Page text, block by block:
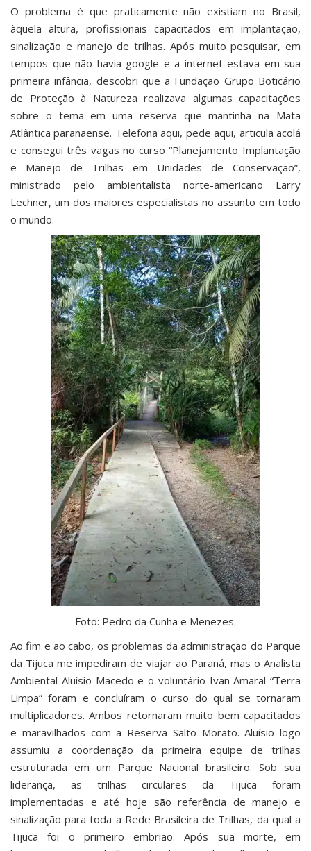
O problema é que praticamente não existiam no Brasil,
àquela altura, profissionais capacitados em implantação,
sinalização e manejo de trilhas. Após muito pesquisar, em
tempos que não havia google e a internet estava em sua
primeira infância, descobri que a Fundação Grupo Boticário
de Proteção à Natureza realizava algumas capacitações
sobre o tema em uma reserva que mantinha na Mata
Atlântica paranaense. Telefona aqui, pede aqui, articula acolá
e consegui três vagas no curso “Planejamento Implantação
e Manejo de Trilhas em Unidades de Conservação”,
ministrado pelo ambientalista norte-americano Larry
Lechner, um dos maiores especialistas no assunto em todo
o mundo.
Foto: Pedro da Cunha e Menezes.
Ao fim e ao cabo, os problemas da administração do Parque
da Tijuca me impediram de viajar ao Paraná, mas o Analista
Ambiental Aluísio Macedo e o voluntário Ivan Amaral “Terra
Limpa” foram e concluíram o curso do qual se tornaram
multiplicadores. Ambos retornaram muito bem capacitados
e maravilhados com a Reserva Salto Morato. Aluísio logo
assumiu a coordenação da primeira equipe de trilhas
estruturada em um Parque Nacional brasileiro. Sob sua
liderança, as trilhas circulares da Tijuca foram
implementadas e até hoje são referência de manejo e
sinalização para toda a Rede Brasileira de Trilhas, da qual a
Tijuca foi o primeiro embrião. Após sua morte, em